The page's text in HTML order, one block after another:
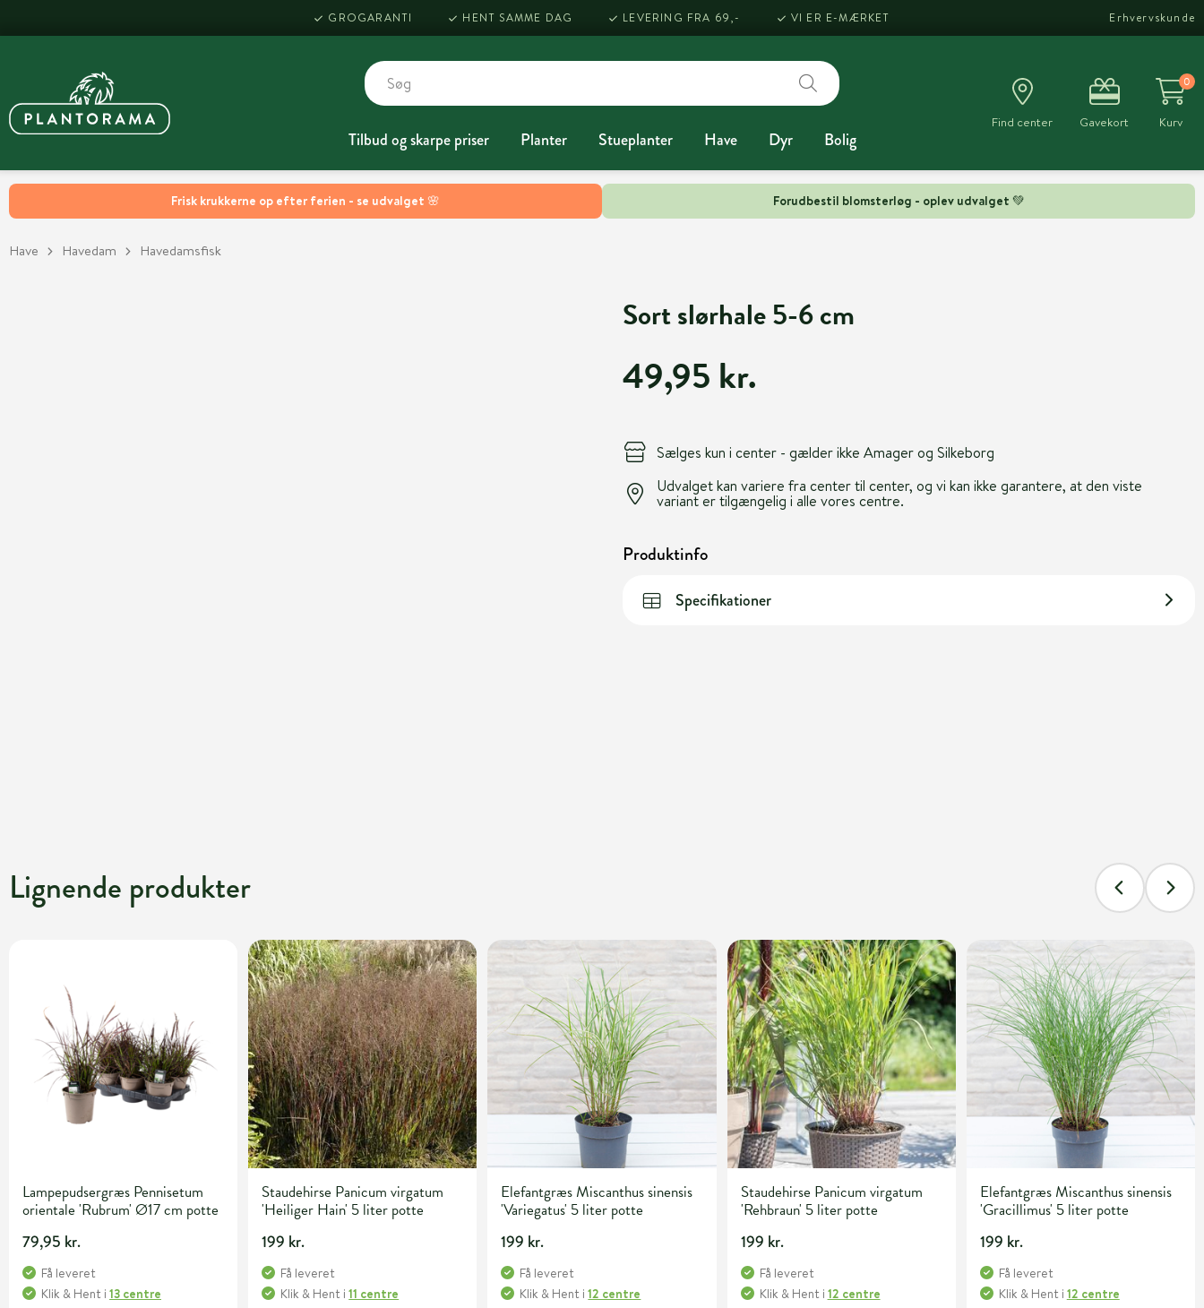
Frisk krukkerne op efter ferien - se udvalget 🌸 Forudbestil blomsterløg - oplev udvalget 💚
GROGARANTI HENT SAMME DAG LEVERING FRA 69,- VI ER E-MÆRKET Erhvervskunde
Tilbud og skarpe priser Planter Stueplanter Have Dyr Bolig
Find center Gavekort
0
Kurv
Have Havedam Havedamsfisk
Sort slørhale 5-6 cm
49,95 kr.
Sælges kun i center - gælder ikke Amager og Silkeborg
Udvalget kan variere fra center til center, og vi kan ikke garantere, at den viste
variant er tilgængelig i alle vores centre.
Produktinfo
Specifikationer
Lignende produkter
Lampepudsergræs Pennisetum
orientale 'Rubrum' Ø17 cm potte
79,95 kr.
Få leveret
Klik & Hent i 13 centre
Staudehirse Panicum virgatum
'Heiliger Hain' 5 liter potte
199 kr.
Få leveret
Klik & Hent i11 centre
Elefantgræs Miscanthus sinensis
'Variegatus' 5 liter potte
199 kr.
Få leveret
Klik & Hent i12 centre
Staudehirse Panicum virgatum
'Rehbraun' 5 liter potte
199 kr.
Få leveret
Klik & Hent i 12 centre
Elefantgræs Miscanthus sinensis
'Gracillimus' 5 liter potte
199 kr.
Få leveret
Klik & Hent i 12 centre